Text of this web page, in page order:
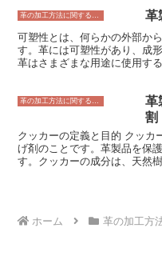
に適していますが、特にヌメ
革は、タンニンを多く含む革
い色合いを楽しむことができ
を行います。なめしとは、皮
しの3つの方法があります。 なめしが終わったら、皮を乾燥させま
す。乾燥させた皮は、染色し
なります。革製品の製造には
製とは、革を縫い合わせて製
製品の各パーツを組み合わせて完成
には、さまざまな機械や道具
です。ドラムは、革をなめし
です。ドラムは、革を回転さ
ことができます。ドラムを使
きます。
革の加工方法に関すること 革
可塑性とは、何らかの外部か
す。革には可塑性があり、成
革はさまざまな用途に使用す
軟性のあるタンパク質で、革
ゲン繊維は、外部からの力に
できます。この性質により、革は
性は、いくつかの要因によっ
類、なめし方法、仕上げ方法
可塑性は異なります。例えば
は、オイル仕上げの革よりも
革
割
クッカーの定義と目的 クッカーとは、革製品の表面に塗布する仕上
げ剤のことです。革製品を保
す。クッカーの成分は、天然
与えるクッカーは、革の表面
ホーム 革の加工方